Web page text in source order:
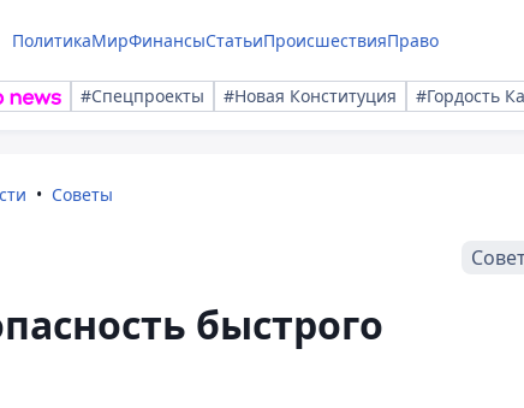
ПолитикаМирФинансыСтатьиПроисшествияПраво
#Спецпроекты #Новая Конституция #Гордость
Советы
быстрого